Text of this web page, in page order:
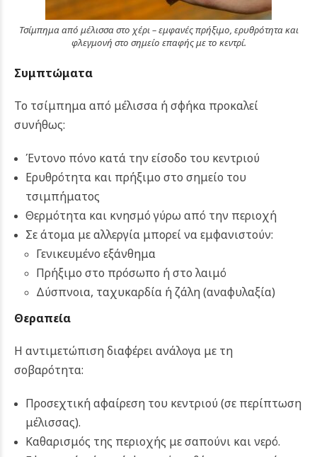
Τσίμπημα από μέλισσα στο χέρι – εμφανές πρήξιμο, ερυθρότητα και
φλεγμονή στο σημείο επαφής με το κεντρί.
Συμπτώματα
Το τσίμπημα από μέλισσα ή σφήκα προκαλεί
συνήθως:
Έντονο πόνο κατά την είσοδο του κεντριού
Ερυθρότητα και πρήξιμο στο σημείο του
τσιμπήματος
Θερμότητα και κνησμό γύρω από την περιοχή
Σε άτομα με αλλεργία μπορεί να εμφανιστούν:
Γενικευμένο εξάνθημα
Πρήξιμο στο πρόσωπο ή στο λαιμό
Δύσπνοια, ταχυκαρδία ή ζάλη (αναφυλαξία)
Θεραπεία
Η αντιμετώπιση διαφέρει ανάλογα με τη
σοβαρότητα:
Προσεχτική αφαίρεση του κεντριού (σε περίπτωση
μέλισσας).
Καθαρισμός της περιοχής με σαπούνι και νερό.